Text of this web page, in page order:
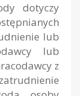
dotyczy
lub
lub
z